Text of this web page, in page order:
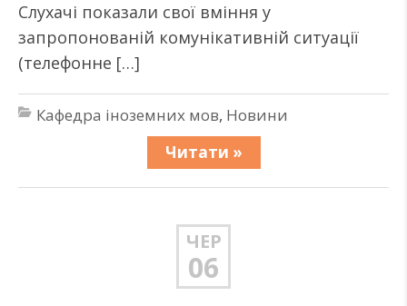
Слухачі показали свої вміння у
запропонованій комунікативній ситуації
(телефонне […]
Кафедра іноземних мов, Новини
Читати »
ЧЕР
06